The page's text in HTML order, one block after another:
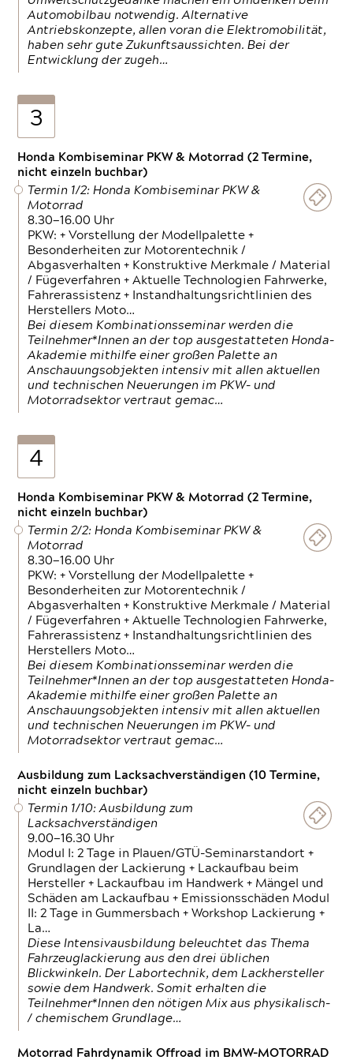
Automobilbau notwendig. Alternative
Antriebskonzepte, allen voran die Elektromobilität,
haben sehr gute Zukunftsaussichten. Bei der
Entwicklung der zugeh…
3
Honda Kombiseminar PKW & Motorrad (2 Termine,
nicht einzeln buchbar)
Termin 1/2: Honda Kombiseminar PKW &
Motorrad
8.30—16.00 Uhr
PKW: + Vorstellung der Modellpalette +
Besonderheiten zur Motorentechnik /
Abgasverhalten + Konstruktive Merkmale / Material
/ Fügeverfahren + Aktuelle Technologien Fahrwerke,
Fahrerassistenz + Instandhaltungsrichtlinien des
Herstellers Moto…
Bei diesem Kombinationsseminar werden die
Teilnehmer*Innen an der top ausgestatteten Honda-
Akademie mithilfe einer großen Palette an
Anschauungsobjekten intensiv mit allen aktuellen
und technischen Neuerungen im PKW- und
Motorradsektor vertraut gemac…
4
Honda Kombiseminar PKW & Motorrad (2 Termine,
nicht einzeln buchbar)
Termin 2/2: Honda Kombiseminar PKW &
Motorrad
8.30—16.00 Uhr
PKW: + Vorstellung der Modellpalette +
Besonderheiten zur Motorentechnik /
Abgasverhalten + Konstruktive Merkmale / Material
/ Fügeverfahren + Aktuelle Technologien Fahrwerke,
Fahrerassistenz + Instandhaltungsrichtlinien des
Herstellers Moto…
Bei diesem Kombinationsseminar werden die
Teilnehmer*Innen an der top ausgestatteten Honda-
Akademie mithilfe einer großen Palette an
Anschauungsobjekten intensiv mit allen aktuellen
und technischen Neuerungen im PKW- und
Motorradsektor vertraut gemac…
Ausbildung zum Lacksachverständigen (10 Termine,
nicht einzeln buchbar)
Termin 1/10: Ausbildung zum
Lacksachverständigen
9.00—16.30 Uhr
Modul I: 2 Tage in Plauen/GTÜ-Seminarstandort +
Grundlagen der Lackierung + Lackaufbau beim
Hersteller + Lackaufbau im Handwerk + Mängel und
Schäden am Lackaufbau + Emissionsschäden Modul
II: 2 Tage in Gummersbach + Workshop Lackierung +
La…
Diese Intensivausbildung beleuchtet das Thema
Fahrzeuglackierung aus den drei üblichen
Blickwinkeln. Der Labortechnik, dem Lackhersteller
sowie dem Handwerk. Somit erhalten die
Teilnehmer*Innen den nötigen Mix aus physikalisch-
/ chemischem Grundlage…
Motorrad Fahrdynamik Offroad im BMW-MOTORRAD